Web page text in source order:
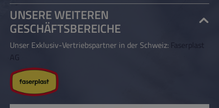
UNSERE WEITEREN
GESCHÄFTSBEREICHE
Unser Exklusiv-Vertriebspartner in der Schweiz: Faserplast
AG